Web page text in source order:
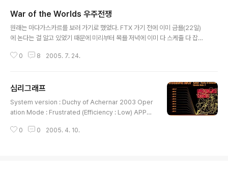
War of the Worlds 우주전쟁
원래는 마다가스카르를 보러 가기로 했었다. FTX 가기 전에 이미 금욜(22일)
에 논다는 걸 알고 있었기 때문에 미리부터 목욜 저녁에 이미 다 스케줄 다 잡아
찍 끝난 관계로 일욜(17일) 오후에 시간이 나서 그때 가자니깐 그냥 원래 가기
16일 저녁에도 너무 기분이 다운되어있어서 시간도 별로 없는데 괜히 나가서
밥 먹고 CD 사고 커피나 마시고 (샀는데 배가 불러서 방에 가서 먹으려고 들고
갔다가 조금만 먹고 결국 자다가 일어나서 후루룩 마셔버림 -_ㅜ) 그랬었다. ..
0 8 2005. 7. 24.
심리그래프
System version : Duchy of Achernar 2003 Oper
ation Mode : Frustrated (Efficiency : Low) APPR
답한 건 셋 다 마찬가지겠지만 내가 받는 타격은 너무 커.
0 0 2005. 4. 10.